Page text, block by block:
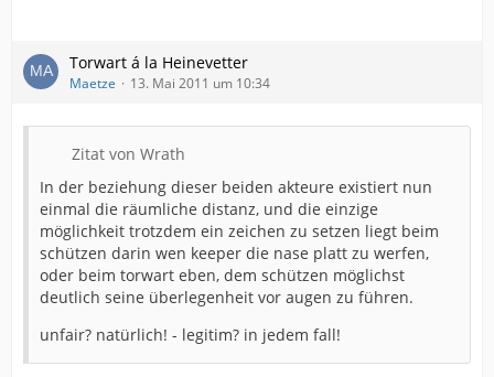
P.S. Nich konstruiert sondern genau so gesehen und
selbst entschieden.
Torwart á la Heinevetter
Maetze 13. Mai 2011 um 10:34
Zitat von Wrath
In der beziehung dieser beiden akteure existiert nun
einmal die räumliche distanz, und die einzige
möglichkeit trotzdem ein zeichen zu setzen liegt beim
schützen darin wen keeper die nase platt zu werfen,
oder beim torwart eben, dem schützen möglichst
deutlich seine überlegenheit vor augen zu führen.
unfair? natürlich! - legitim? in jedem fall!